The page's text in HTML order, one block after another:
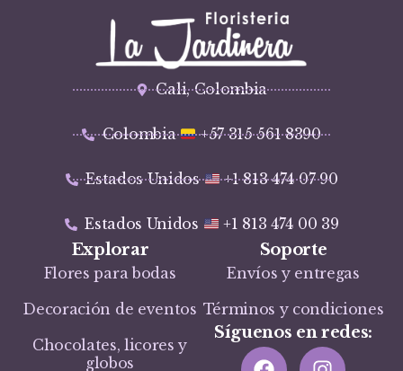
Cali, Colombia
Colombia +57 315 561 8390
Estados Unidos +1 813 474 07 90
Estados Unidos +1 813 474 00 39
Explorar
Flores para bodas
Decoración de eventos
Chocolates, licores y
globos
Soporte
Envíos y entregas
Términos y condiciones
Síguenos en redes: